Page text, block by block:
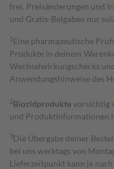
frei. Preisänderungen und
und Gratis-Beigaben nur
1 Eine pharmazeutische
Produkte in deinem
Wechselwirkungschecks
Anwendungshinweise des
2Biozidproduktevorsichtig
und Produktinformationen
3Die Übergabe deiner
bei uns werktags von
Lieferzeitpunkt kann je